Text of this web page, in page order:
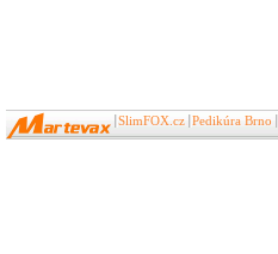
SlimFOX.cz Pedikúra Brno